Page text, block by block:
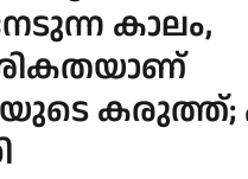
കാലം,
കരുത്ത്;